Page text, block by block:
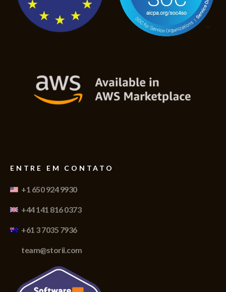
ENTRE EM CONTATO
+1 650 924 9930
+44 141 816 0373
+61 3 7035 7936
team@storii.com